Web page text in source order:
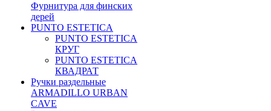
Фурнитура для финских
дерей
PUNTO ESTETICA
PUNTO ESTETICA
КРУГ
PUNTO ESTETICA
КВАДРАТ
Ручки раздельные
ARMADILLO URBAN
CAVE